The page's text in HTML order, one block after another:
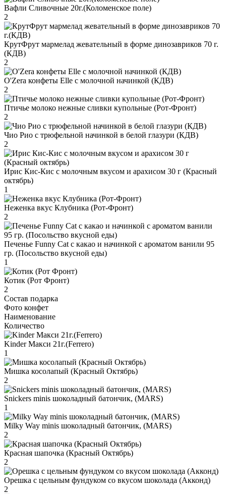
Вафли Сливочные 20г.(Коломенское поле)
2
КрутФрут мармелад жевательный в форме динозавриков 70 г.
(КДВ)
2
O'Zera конфеты Elle с молочной начинкой (КДВ)
2
Птичье молоко нежные сливки купольные (Рот-Фронт)
2
Чио Рио с трюфельной начинкой в белой глазури (КДВ)
2
Ирис Кис-Кис с молочным вкусом и арахисом 30 г (Красный
октябрь)
1
Неженка вкус Клубника (Рот-Фронт)
2
Печенье Funny Сat с какао и начинкой с ароматом ванили 95
гр. (Посольство вкусной еды)
1
Котик (Рот Фронт)
2
Состав подарка
Фото конфет
Наименование
Количество
Kinder Макси 21г.(Ferrero)
1
Мишка косолапый (Красный Октябрь)
2
Snickers minis шоколадный батончик, (MARS)
1
Milky Way minis шоколадный батончик, (MARS)
2
Красная шапочка (Красный Октябрь)
2
Орешка с цельным фундуком со вкусом шоколада (Акконд)
2